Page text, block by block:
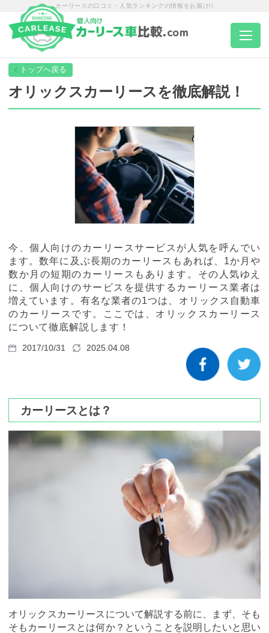
カーリースの口コミ・人気ランキングの情報をお届け!!
トップページ
エリア別ランキング
エリア別店舗一覧
カーリース体験談
お役立ち記事
閉じる
オリックスカーリースを徹底解説！
今、個人向けのカーリースサービスが人気を呼んでい
ます。数年に及ぶ長期のカーリースもあれば、1か月や
数か月の短期のカーリースもあります。その人気ゆえ
に、個人向けのサービスを提供するカーリース業者は
増えています。有名な業者の1つは、オリックス自動車
のカーリースです。ここでは、オリックスカーリース
について徹底解説します！
2017/10/31 2025.04.08
カーリースとは？
オリックスカーリースについて解説する前に、まず、そも
そもカーリースとは何か？ということを説明したいと思い